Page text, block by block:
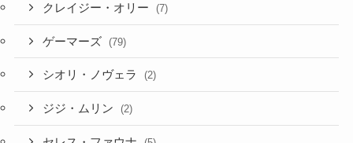
クレイジー・オリー (7)
ゲーマーズ (79)
シオリ・ノヴェラ (2)
ジジ・ムリン (2)